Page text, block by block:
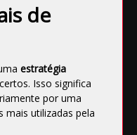
de
estratégia
Isso significa
por uma
mais utilizadas pela